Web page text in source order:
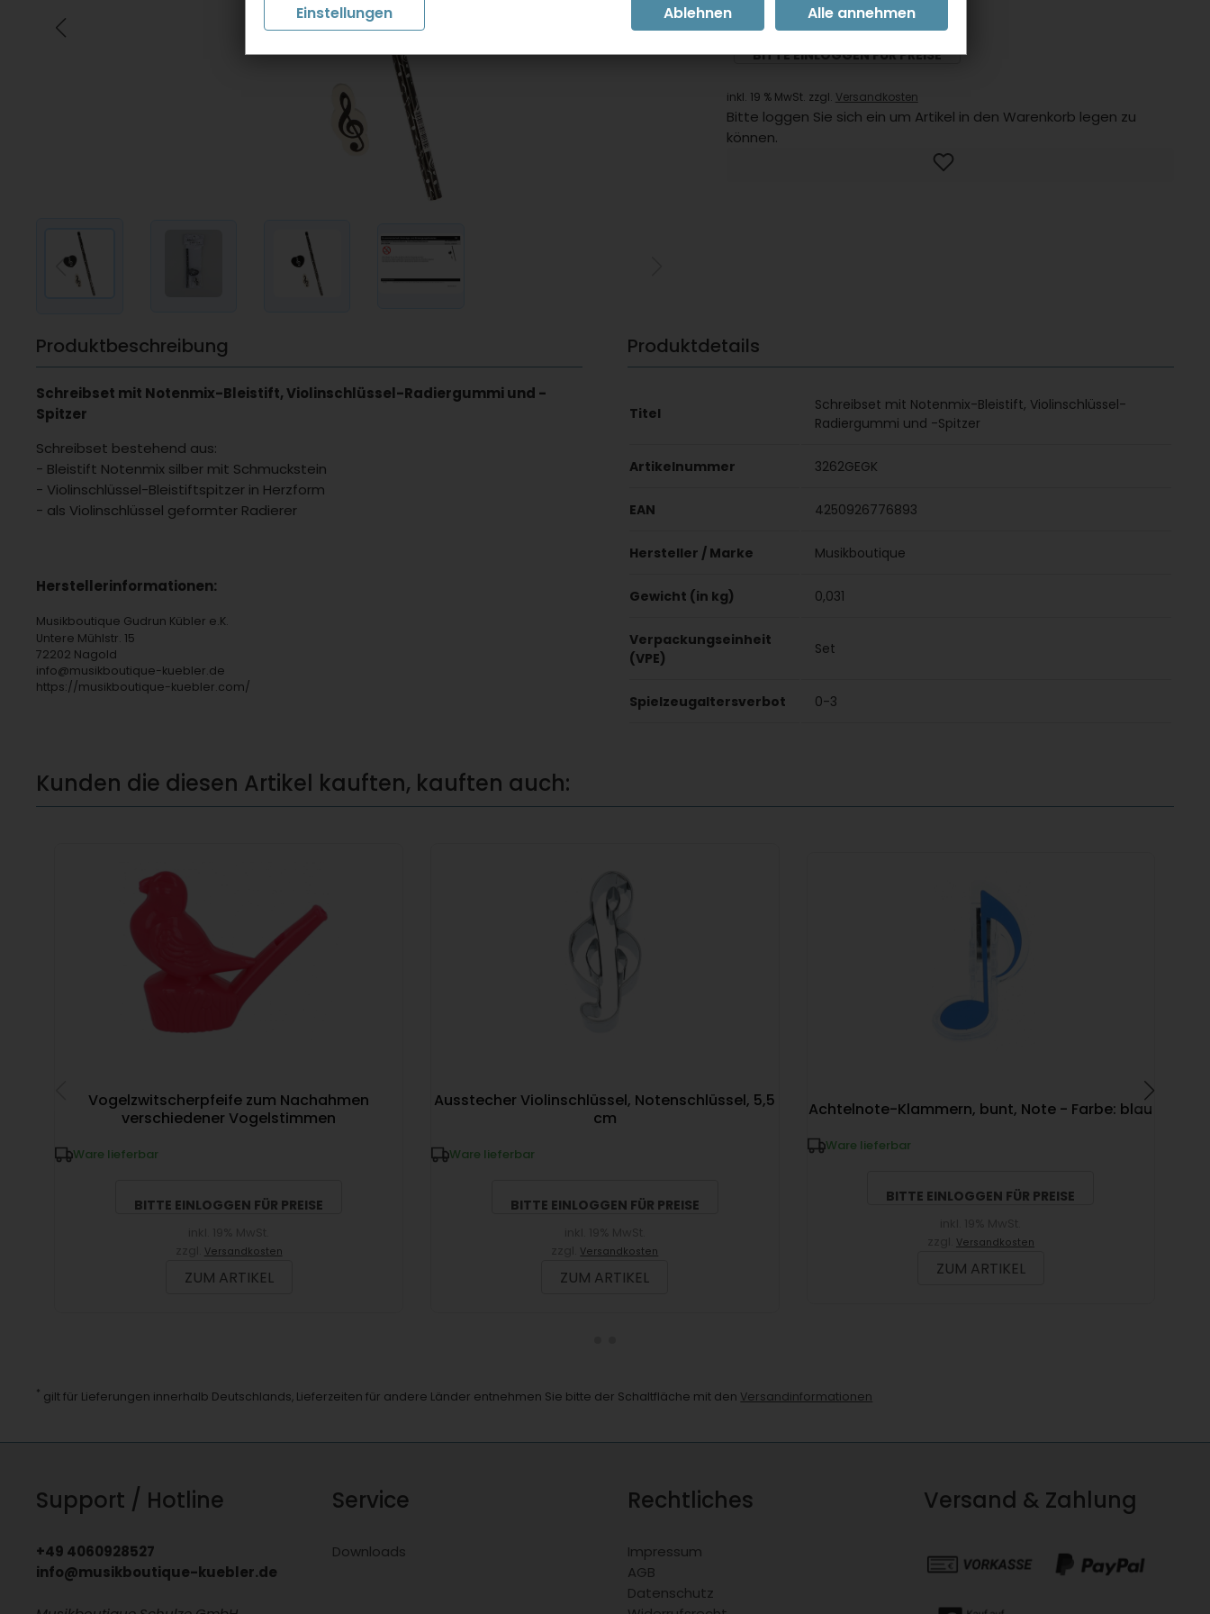
BITTE EINLOGGEN FÜR PREISE
inkl. 19 % MwSt. zzgl. Versandkosten
Bitte loggen Sie sich ein um Artikel in den Warenkorb legen zu
können.
Produktbeschreibung
Schreibset mit Notenmix-Bleistift, Violinschlüssel-Radiergummi und -
Spitzer
Schreibset bestehend aus:
- Bleistift Notenmix silber mit Schmuckstein
- Violinschlüssel-Bleistiftspitzer in Herzform
- als Violinschlüssel geformter Radierer
Herstellerinformationen:
Musikboutique Gudrun Kübler e.K.
Untere Mühlstr. 15
72202 Nagold
info@musikboutique-kuebler.de
https://musikboutique-kuebler.com/
Produktdetails
Titel
Schreibset mit Notenmix-Bleistift, Violinschlüssel-
Radiergummi und -Spitzer
Artikelnummer 3262GEGK
EAN 4250926776893
Hersteller / Marke Musikboutique
Gewicht (in kg) 0,031
Verpackungseinheit
(VPE)
Set
Spielzeugaltersverbot 0-3
Kunden die diesen Artikel kauften, kauften auch:
Vogelzwitscherpfeife zum Nachahmen
verschiedener Vogelstimmen
Ware lieferbar
BITTE EINLOGGEN FÜR PREISE
Versandkosten
ZUM ARTIKEL
Ausstecher Violinschlüssel, Notenschlüssel, 5,5
cm
Ware lieferbar
BITTE EINLOGGEN FÜR PREISE
Versandkosten
ZUM ARTIKEL
Achtelnote-Klammern, bunt, Note - Farbe: blau
Ware lieferbar
BITTE EINLOGGEN FÜR PREISE
Versandkosten
ZUM ARTIKEL
* gilt für Lieferungen innerhalb Deutschlands, Lieferzeiten für andere Länder entnehmen Sie bitte der Schaltfläche mit den Versandinformationen
Support / Hotline
+49 4060928527
info@musikboutique-kuebler.de
Service
Downloads
Rechtliches
Impressum
AGB
Datenschutz
Versand & Zahlung
Einstellungen